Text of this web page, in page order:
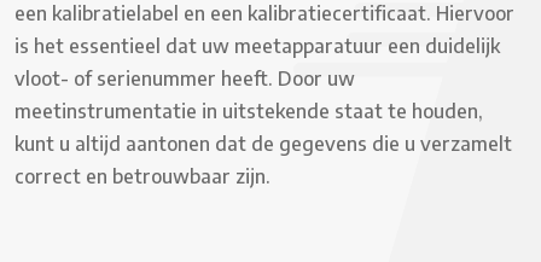
een kalibratielabel en een kalibratiecertificaat. Hiervoor
is het essentieel dat uw meetapparatuur een duidelijk
vloot- of serienummer heeft. Door uw
meetinstrumentatie in uitstekende staat te houden,
kunt u altijd aantonen dat de gegevens die u verzamelt
correct en betrouwbaar zijn.